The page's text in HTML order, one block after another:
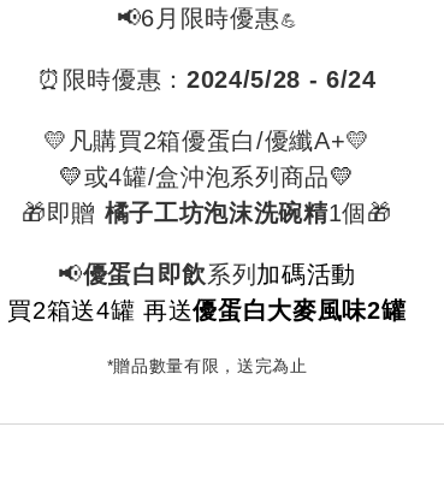
📢6月限時優惠💪
⏰限時優惠：2024/5/28 - 6/24
💛凡購買2箱優蛋白/優纖A+💛
💛或4罐/盒沖泡系列商品💛
🎁即贈 橘子工坊泡沫洗碗精1個🎁
📢優蛋白即飲系列 加碼活動
買2箱送4罐 再送優蛋白大麥風味2罐
*贈品數量有限，送完為止